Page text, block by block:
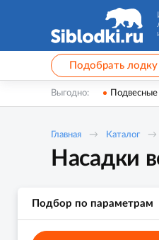
Подобрать лодку
Выгодно:
Главная Каталог
Насадки
Подбор по параметрам